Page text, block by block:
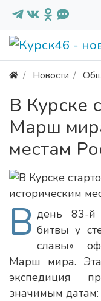
Новости
В Курске
Марш
местам
В день 83-й
битвы у
славы»
Марш мира. Эта
экспедиция
значимым датам: